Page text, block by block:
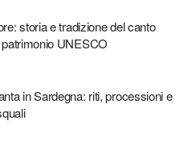
storia e tradizione del canto
UNESCO
in Sardegna: riti, processioni e